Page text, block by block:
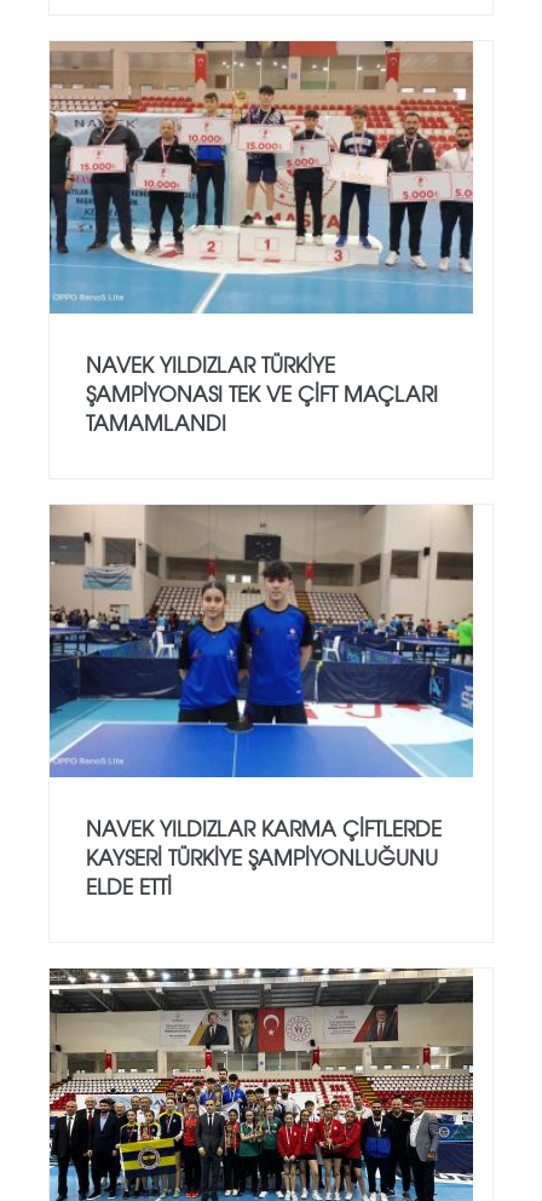
NAVEK YILDIZLAR TÜRKIYE
ŞAMPIYONASI TEK VE ÇIFT MAÇLARI
TAMAMLANDI
NAVEK YILDIZLAR KARMA ÇIFTLERDE
KAYSERI TÜRKIYE ŞAMPIYONLUĞUNU
ELDE ETTI